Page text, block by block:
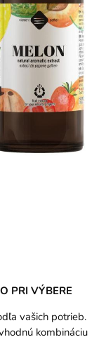
PRI VÝBERE
vašich potrieb.
kombináciu